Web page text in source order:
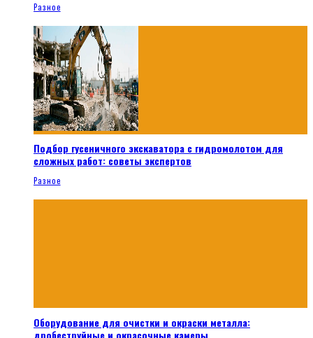
Разное
Подбор гусеничного экскаватора с гидромолотом для
сложных работ: советы экспертов
Разное
Оборудование для очистки и окраски металла:
дробеструйные и окрасочные камеры